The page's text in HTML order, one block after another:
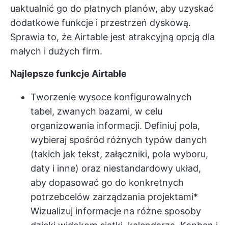
uaktualnić go do płatnych planów, aby uzyskać
dodatkowe funkcje i przestrzeń dyskową.
Sprawia to, że Airtable jest atrakcyjną opcją dla
małych i dużych firm.
Najlepsze funkcje Airtable
Tworzenie wysoce konfigurowalnych
tabel, zwanych bazami, w celu
organizowania informacji. Definiuj pola,
wybieraj spośród różnych typów danych
(takich jak tekst, załączniki, pola wyboru,
daty i inne) oraz niestandardowy układ,
aby dopasować go do konkretnych
potrzebcelów zarządzania projektami*
Wizualizuj informacje na różne sposoby